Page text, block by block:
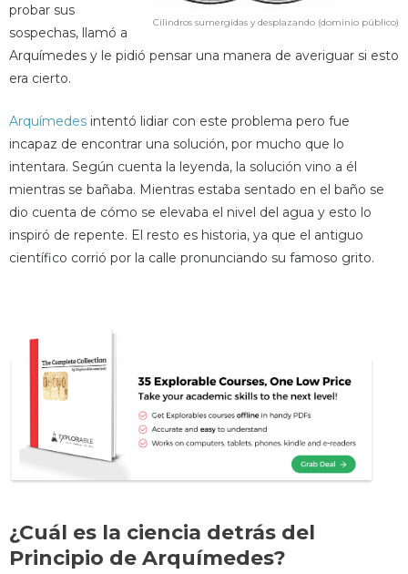
Cilindros sumergidas y desplazando (dominio público)
probar sus
sospechas, llamó a
Arquímedes y le pidió pensar una manera de averiguar si esto
era cierto.
Arquímedes intentó lidiar con este problema pero fue
incapaz de encontrar una solución, por mucho que lo
intentara. Según cuenta la leyenda, la solución vino a él
mientras se bañaba. Mientras estaba sentado en el baño se
dio cuenta de cómo se elevaba el nivel del agua y esto lo
inspiró de repente. El resto es historia, ya que el antiguo
científico corrió por la calle pronunciando su famoso grito.
¿Cuál es la ciencia detrás del
Principio de Arquímedes?